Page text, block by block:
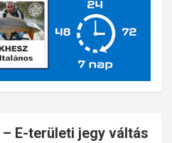
– E-területi jegy váltás